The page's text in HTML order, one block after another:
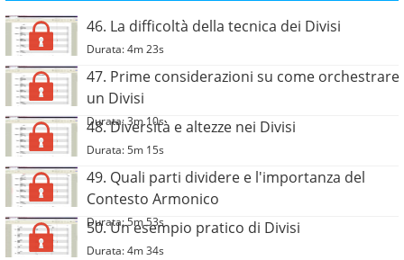
46. La difficoltà della tecnica dei Divisi
Durata: 4m 23s
47. Prime considerazioni su come orchestrare
un Divisi
Durata: 3m 10s
48. Diversità e altezze nei Divisi
Durata: 5m 15s
49. Quali parti dividere e l'importanza del
Contesto Armonico
Durata: 5m 53s
50. Un esempio pratico di Divisi
Durata: 4m 34s